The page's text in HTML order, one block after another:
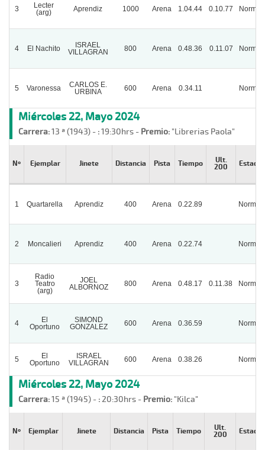
3
Lecter
(arg)
Aprendiz 1000 Arena 1.04.44 0.10.77 Normal
4 El Nachito
ISRAEL
VILLAGRAN
800 Arena 0.48.36 0.11.07 Normal
5 Varonessa
CARLOS E.
URBINA
600 Arena 0.34.11 Normal
Miércoles 22, Mayo 2024
Carrera:13 ª (1943) - :19:30hrs - Premio: "Librerias Paola"
Nº Ejemplar Jinete Distancia Pista Tiempo
Ult.
200
Estado
1 Quartarella Aprendiz 400 Arena 0.22.89 Normal
2 Moncalieri Aprendiz 400 Arena 0.22.74 Normal
3
Radio
Teatro
(arg)
JOEL
ALBORNOZ
800 Arena 0.48.17 0.11.38 Normal
4
El
Oportuno
SIMOND
GONZALEZ
600 Arena 0.36.59 Normal
5
El
Oportuno
ISRAEL
VILLAGRAN
600 Arena 0.38.26 Normal
Miércoles 22, Mayo 2024
Carrera:15 ª (1945) - :20:30hrs - Premio: "Kilca"
Nº Ejemplar Jinete Distancia Pista Tiempo
Ult.
200
Estado